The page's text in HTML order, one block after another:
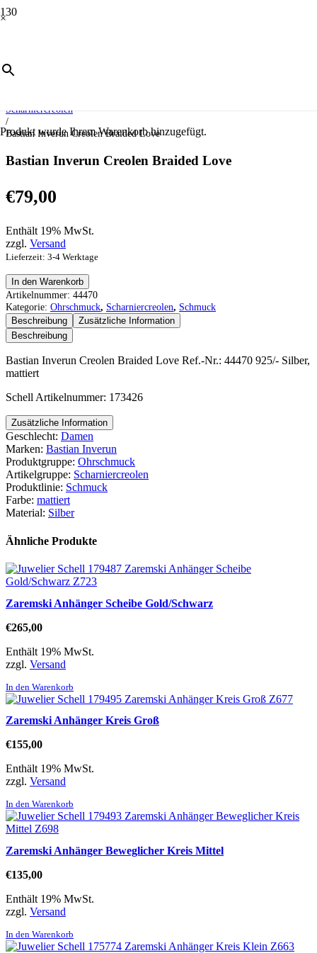
×
Produktwurde Ihrem Warenkorb hinzugefügt.
/
Scharniercreolen
/
Bastian Inverun Creolen Braided Love
Bastian Inverun Creolen Braided Love
€79,00
Enthält 19% MwSt.
zzgl. Versand
Lieferzeit: 3-4 Werktage
Bastian
Inverun
Creolen
Braided
Love
Menge
In den Warenkorb
Artikelnummer: 44470
Kategorie: Ohrschmuck, Scharniercreolen, Schmuck
Beschreibung
Zusätzliche Information
Beschreibung
Bastian Inverun Creolen Braided Love Ref.-Nr.: 44470 925/- Silber,
mattiert
Schell Artikelnummer: 173426
Zusätzliche Information
Geschlecht: Damen
Marken: Bastian Inverun
Produktgruppe: Ohrschmuck
Artikelgruppe: Scharniercreolen
Produktlinie: Schmuck
Farbe: mattiert
Material: Silber
Ähnliche Produkte
Zaremski Anhänger Scheibe Gold/Schwarz
€265,00
Enthält 19% MwSt.
zzgl. Versand
In den Warenkorb
Zaremski Anhänger Kreis Groß
€155,00
Enthält 19% MwSt.
zzgl. Versand
In den Warenkorb
Zaremski Anhänger Beweglicher Kreis Mittel
€135,00
Enthält 19% MwSt.
zzgl. Versand
In den Warenkorb